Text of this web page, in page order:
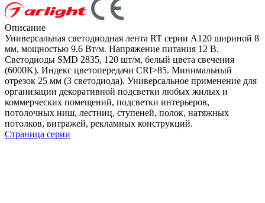
Описание
Универсальная светодиодная лента RT серии A120 шириной 8
мм, мощностью 9.6 Вт/м. Напряжение питания 12 В.
Светодиоды SMD 2835, 120 шт/м, белый цвета свечения
(6000K). Индекс цветопередачи CRI>85. Минимальный
отрезок 25 мм (3 светодиода). Универсальное применение для
организации декоративной подсветки любых жилых и
коммерческих помещений, подсветки интерьеров,
потолочных ниш, лестниц, ступеней, полок, натяжных
потолков, витражей, рекламных конструкций.
Страница серии